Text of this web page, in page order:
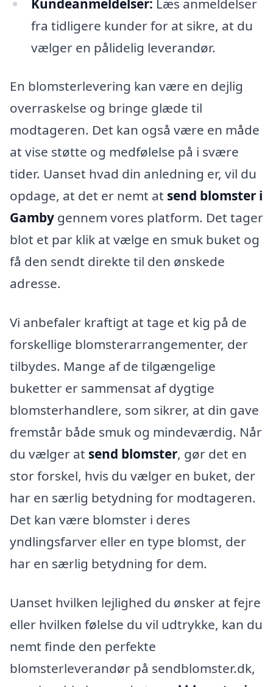
Kundeanmeldelser: Læs anmeldelser
fra tidligere kunder for at sikre, at du
vælger en pålidelig leverandør.
En blomsterlevering kan være en dejlig
overraskelse og bringe glæde til
modtageren. Det kan også være en måde
at vise støtte og medfølelse på i svære
tider. Uanset hvad din anledning er, vil du
opdage, at det er nemt at send blomster i
Gamby gennem vores platform. Det tager
blot et par klik at vælge en smuk buket og
få den sendt direkte til den ønskede
adresse.
Vi anbefaler kraftigt at tage et kig på de
forskellige blomsterarrangementer, der
tilbydes. Mange af de tilgængelige
buketter er sammensat af dygtige
blomsterhandlere, som sikrer, at din gave
fremstår både smuk og mindeværdig. Når
du vælger at send blomster, gør det en
stor forskel, hvis du vælger en buket, der
har en særlig betydning for modtageren.
Det kan være blomster i deres
yndlingsfarver eller en type blomst, der
har en særlig betydning for dem.
Uanset hvilken lejlighed du ønsker at fejre
eller hvilken følelse du vil udtrykke, kan du
nemt finde den perfekte
blomsterleverandør på sendblomster.dk,